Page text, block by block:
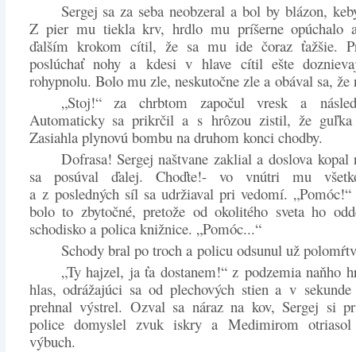
Sergej sa za seba neobzeral a bol by blázon,
Z pier mu tiekla krv, hrdlo mu príšerne opúchalo
ďalším krokom cítil, že sa mu ide čoraz ťažšie.
poslúchať nohy a kdesi v hlave cítil ešte
rohypnolu. Bolo mu zle, neskutočne zle a obával sa, že
„Stoj!“ za chrbtom započul vresk a
Automaticky sa prikrčil a s hrôzou zistil, že
Zasiahla plynovú bombu na druhom konci chodby.
Dofrasa! Sergej naštvane zaklial a doslova kopal
sa posúval ďalej. Choďte!- vo vnútri mu
a z posledných síl sa udržiaval pri vedomí.
bolo to zbytočné, pretože od okolitého sveta ho
schodisko a polica knižnice. „Pomóc...“
Schody bral po troch a policu odsunul už
„Ty hajzel, ja ťa dostanem!“ z podzemia naňho
hlas, odrážajúci sa od plechových stien a v sekunde
prehnal výstrel. Ozval sa náraz na kov, Sergej si
police domyslel zvuk iskry a Medimirom otriasol
výbuch.